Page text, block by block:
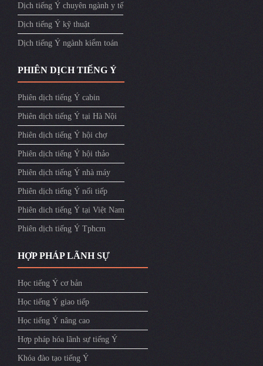
Dịch tiếng Ý chuyên ngành y tế
Dịch tiếng Ý kỹ thuật
Dịch tiếng Ý ngành kiểm toán
PHIÊN DỊCH TIẾNG Ý
Phiên dịch tiếng Ý cabin
Phiên dịch tiếng Ý tại Hà Nội
Phiên dịch tiếng Ý hội chợ
Phiên dịch tiếng Ý hội thảo
Phiên dịch tiếng Ý nhà máy
Phiên dịch tiếng Ý nối tiếp
Phiên dich tiếng Ý tại Việt Nam
Phiên dịch tiếng Ý Tphcm
HỢP PHÁP LÃNH SỰ
Học tiếng Ý cơ bản
Học tiếng Ý giao tiếp
Học tiếng Ý nâng cao
Hợp pháp hóa lãnh sự tiếng Ý
Khóa đào tạo tiếng Ý